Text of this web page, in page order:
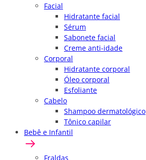
Facial
Hidratante facial
Sérum
Sabonete facial
Creme anti-idade
Corporal
Hidratante corporal
Óleo corporal
Esfoliante
Cabelo
Shampoo dermatológico
Tônico capilar
Bebê e Infantil
Fraldas